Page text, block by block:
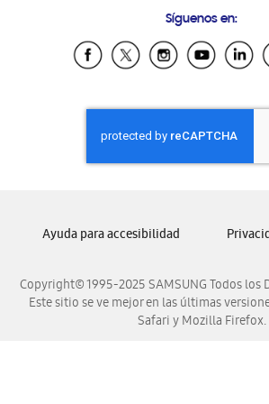
Samsung Ecuador
Samsung El Salvador
Samsung Honduras
Samsung Nicaragua
Samsung Panamá
Samsung Venezuela
Síguenos en:
Copyright© 1995-2025 SAMSUNG Todos los
Este sitio se ve mejor en las últimas
Safari y Mozilla Firefox.
Ayuda para accesibilidad